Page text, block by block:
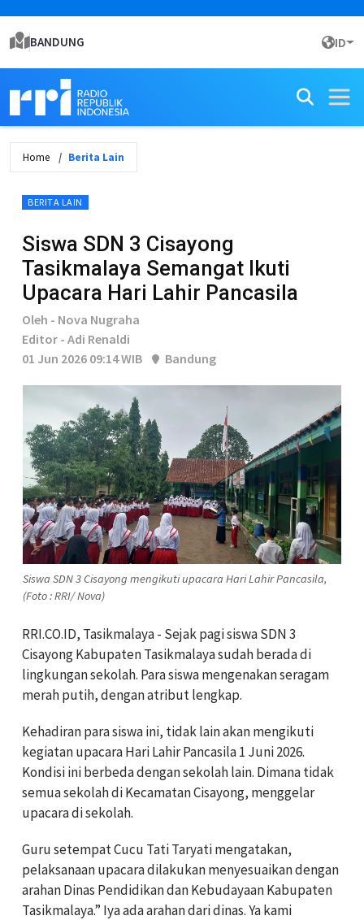
BANDUNG ID
Home Berita Lain
BERITA LAIN
Siswa SDN 3 Cisayong
Tasikmalaya Semangat Ikuti
Upacara Hari Lahir Pancasila
Oleh - Nova Nugraha
Editor - Adi Renaldi
01 Jun 2026 09:14 WIB
Bandung
Siswa SDN 3 Cisayong mengikuti upacara Hari Lahir Pancasila,
(Foto : RRI/ Nova)
RRI.CO.ID, Tasikmalaya - Sejak pagi siswa SDN 3
Cisayong Kabupaten Tasikmalaya sudah berada di
lingkungan sekolah. Para siswa mengenakan seragam
merah putih, dengan atribut lengkap.
Kehadiran para siswa ini, tidak lain akan mengikuti
kegiatan upacara Hari Lahir Pancasila 1 Juni 2026.
Kondisi ini berbeda dengan sekolah lain. Dimana tidak
semua sekolah di Kecamatan Cisayong, menggelar
upacara di sekolah.
Guru setempat Cucu Tati Taryati mengatakan,
pelaksanaan upacara dilakukan menyesuaikan dengan
arahan Dinas Pendidikan dan Kebudayaan Kabupaten
Tasikmalaya.” Iya ada arahan dari dinas. Ya kami